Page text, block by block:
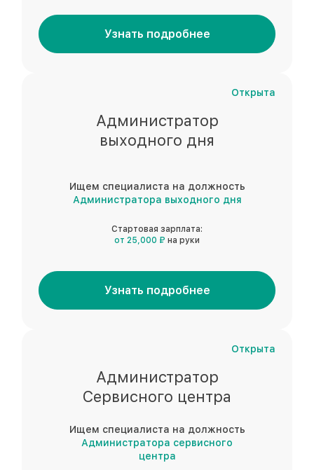
Узнать подробнее
Открыта
Администратор
выходного дня
Ищем специалиста на должность
Администратора выходного дня
Стартовая зарплата:
от 25,000 ₽ на руки
Узнать подробнее
Открыта
Администратор
Сервисного центра
Ищем специалиста на должность
Администратора сервисного
центра